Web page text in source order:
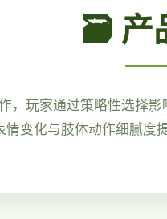
🗃️ 产
，玩家通过策略性选择
变化与肢体动作细腻度